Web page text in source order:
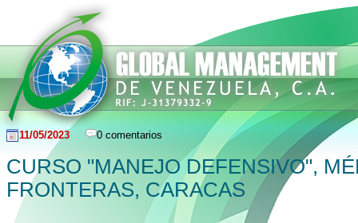
11/05/2023 0 comentarios
CURSO "MANEJO DEFENSIVO",
FRONTERAS, CARACAS